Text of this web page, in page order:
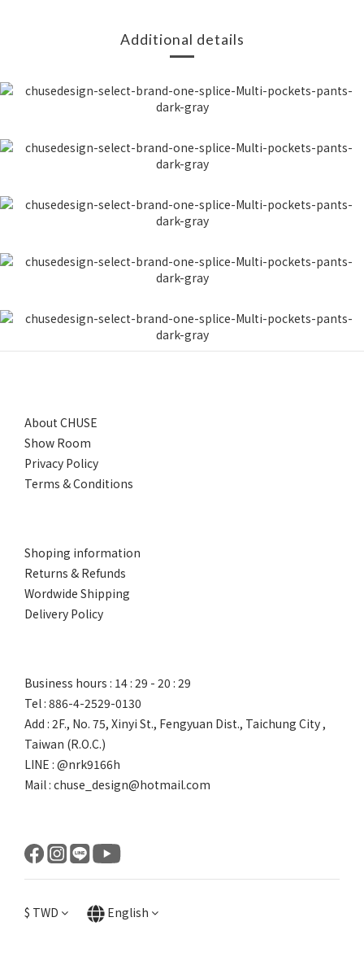
Additional details
About CHUSE
Show Room
Privacy Policy
Terms & Conditions
Shoping information
Returns & Refunds
Wordwide Shipping
Delivery Policy
Business hours : 14 : 29 - 20 : 29
Tel : 886-4-2529-0130
Add : 2F., No. 75, Xinyi St., Fengyuan Dist., Taichung City ,
Taiwan (R.O.C.)
LINE : @nrk9166h
Mail : chuse_design@hotmail.com
$ TWD English